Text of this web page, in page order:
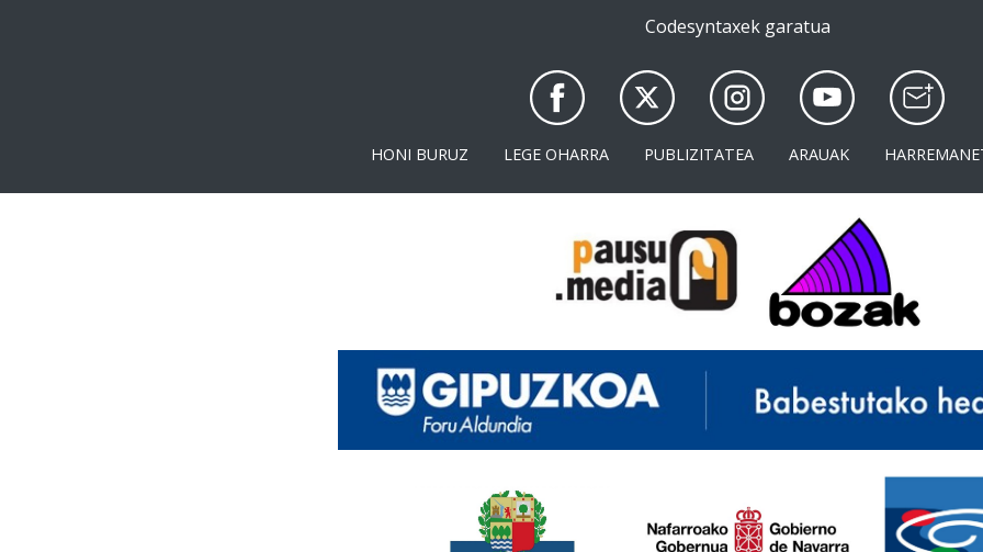
Codesyntaxek garatua
HONI BURUZ LEGE OHARRA PUBLIZITATEA ARAUAK